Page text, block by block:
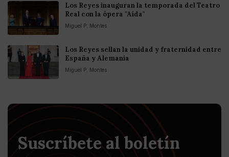
Los Reyes inauguran la temporada del Teatro
Real con la ópera "Aída"
Miguel P. Montes
Los Reyes sellan la unidad y fraternidad entre
España y Alemania
Miguel P. Montes
Suscríbete al boletín